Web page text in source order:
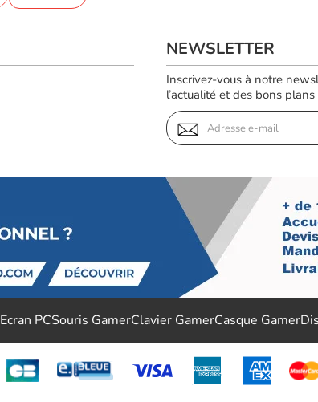
NEWSLETTER
Inscrivez-vous à notre
l’actualité et des bons
Ecran PCSouris GamerClavier GamerCasque Gamer